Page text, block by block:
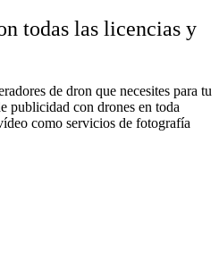
todas las licencias y
de dron que necesites para tu
publicidad con drones en toda
como servicios de fotografía